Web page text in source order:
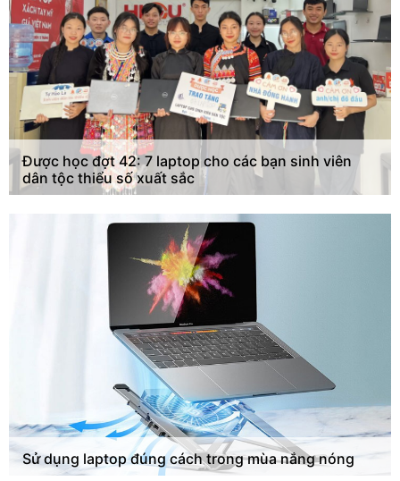
Được học đợt 42: 7 laptop cho các bạn sinh viên
dân tộc thiểu số xuất sắc
Sử dụng laptop đúng cách trong mùa nắng nóng